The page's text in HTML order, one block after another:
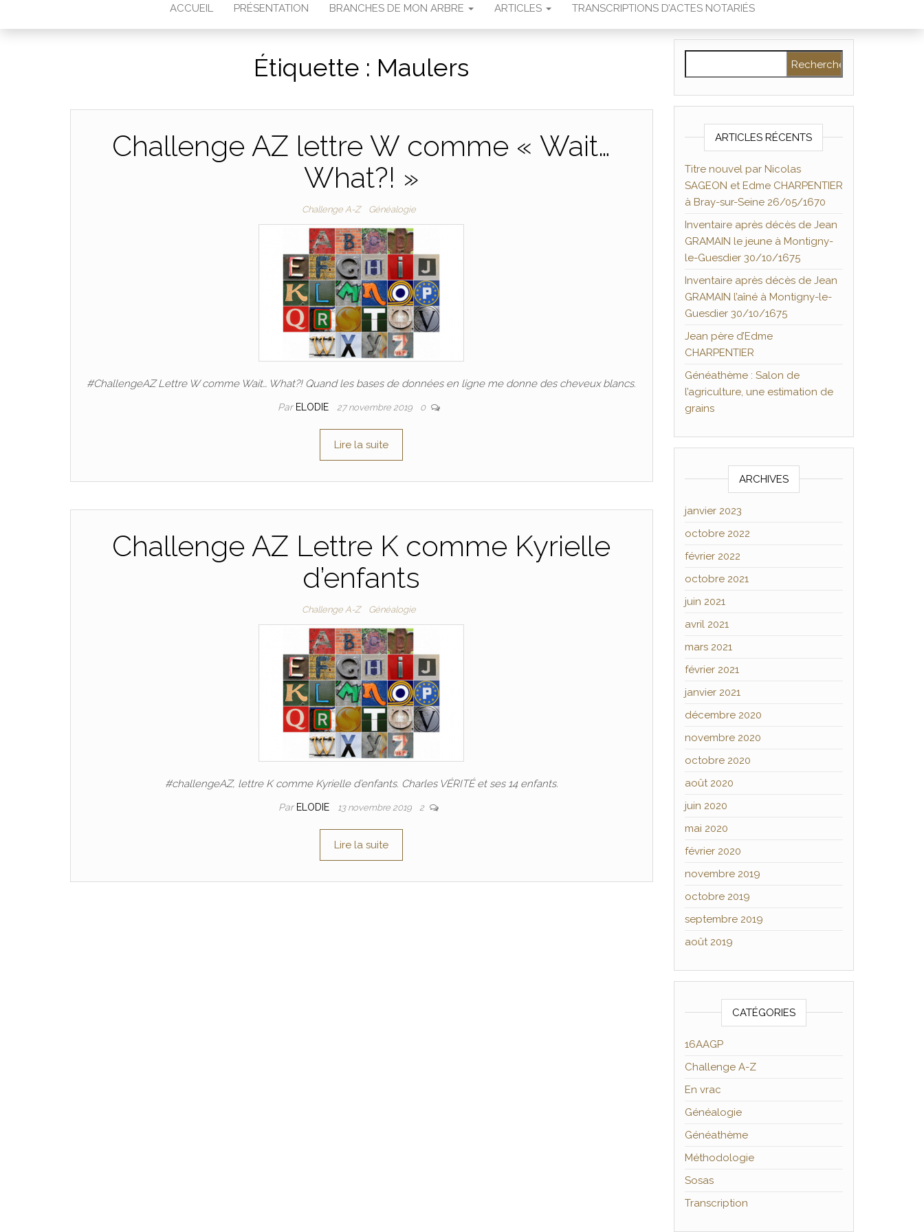
ACCUEIL PRÉSENTATION BRANCHES DE MON ARBRE ARTICLES TRANSCRIPTIONS D’ACTES NOTARIÉS
Étiquette : Maulers
Challenge AZ lettre W comme « Wait…
What?! »
Challenge A-Z Généalogie
#ChallengeAZ Lettre W comme Wait… What?! Quand les bases de données en ligne me donne des cheveux blancs.
Par ELODIE 27 novembre 2019 0
Lire la suite
Challenge AZ Lettre K comme Kyrielle
d’enfants
Challenge A-Z Généalogie
#challengeAZ, lettre K comme Kyrielle d’enfants. Charles VÉRITÉ et ses 14 enfants.
Par ELODIE 13 novembre 2019 2
Lire la suite
ARTICLES RÉCENTS
Titre nouvel par Nicolas
SAGEON et Edme CHARPENTIER
à Bray-sur-Seine 26/05/1670
Inventaire après décès de Jean
GRAMAIN le jeune à Montigny-
le-Guesdier 30/10/1675
Inventaire après décès de Jean
GRAMAIN l’aîné à Montigny-le-
Guesdier 30/10/1675
Jean père d’Edme
CHARPENTIER
Généathème : Salon de
l’agriculture, une estimation de
grains
ARCHIVES
janvier 2023
octobre 2022
février 2022
octobre 2021
juin 2021
avril 2021
mars 2021
février 2021
janvier 2021
décembre 2020
novembre 2020
octobre 2020
août 2020
juin 2020
mai 2020
février 2020
novembre 2019
octobre 2019
septembre 2019
août 2019
CATÉGORIES
16AAGP
Challenge A-Z
En vrac
Généalogie
Généathème
Méthodologie
Sosas
Transcription